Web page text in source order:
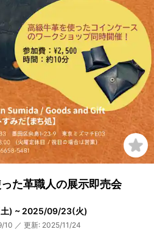
た革職人の展示即売会
) ~ 2025/09/23(火)
10 ／ 更新: 2025/11/24